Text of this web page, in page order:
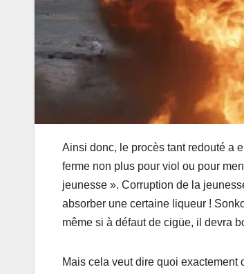
Ainsi donc, le procès tant redouté a
ferme non plus pour viol ou pour
jeunesse ». Corruption de la
absorber une certaine liqueur !
même si à défaut de cigüe, il devra
Mais cela veut dire quoi